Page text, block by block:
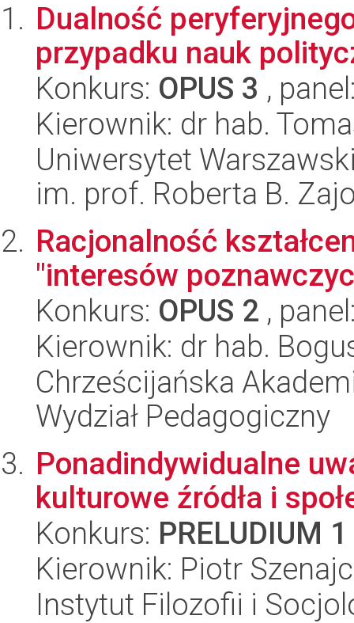
Dualność
przypadku nauk
Konkurs: OPUS 3 ,
Kierownik: dr hab.
Uniwersytet
im. prof. Roberta B.
Racjonalność
"interesów
Konkurs: OPUS 2 ,
Kierownik: dr hab.
Chrześcijańska
Wydział Pedagogiczny
Ponadindywidualne
kulturowe źródła i
Konkurs: PRELUDIUM 1
Kierownik: Piotr
Instytut Filozofii i